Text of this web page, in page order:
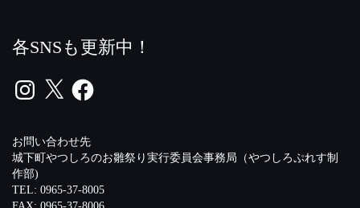
各SNSも更新中！
Instagram
X Facebook
お問い合わせ先
城下町やつしろのお雛祭り実行委員会事務局（やつしろぷれす制
作部)
TEL: 0965-37-8005